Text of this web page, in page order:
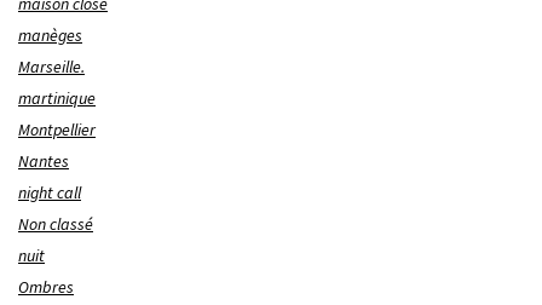
manèges
Marseille.
martinique
Montpellier
Nantes
night call
Non classé
nuit
Ombres